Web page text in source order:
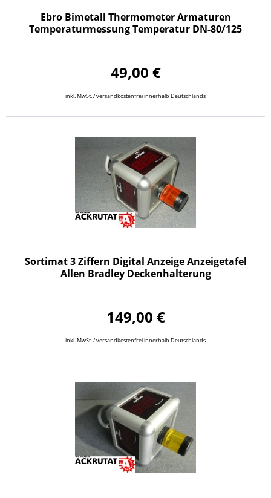
Ebro Bimetall Thermometer Armaturen
Temperaturmessung Temperatur DN-80/125
49,00 €
inkl. MwSt. / versandkostenfrei innerhalb Deutschlands
Sortimat 3 Ziffern Digital Anzeige Anzeigetafel
Allen Bradley Deckenhalterung
149,00 €
inkl. MwSt. / versandkostenfrei innerhalb Deutschlands